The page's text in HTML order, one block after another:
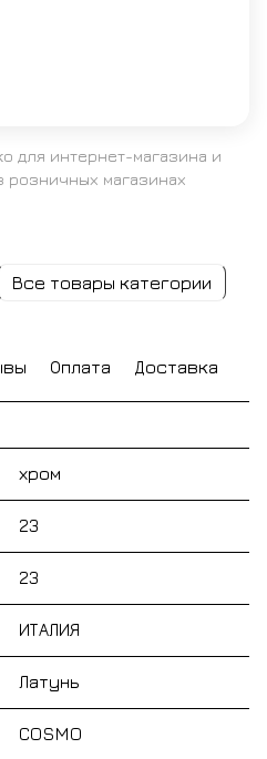
для интернет-магазина и
розничных магазинах
Все товары категории
Оплата Доставка
хром
23
23
ИТАЛИЯ
Латунь
COSMO